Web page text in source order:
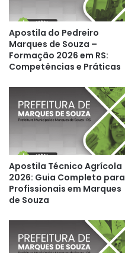
Apostila do Pedreiro
Marques de Souza –
Formação 2026 em RS:
Competências e Práticas
Apostila Técnico Agrícola
2026: Guia Completo para
Profissionais em Marques
de Souza